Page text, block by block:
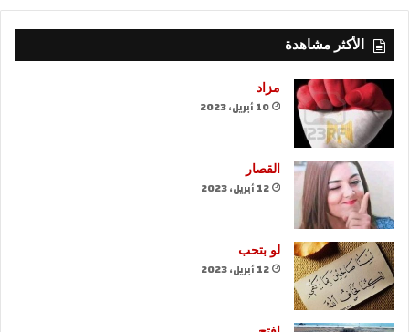
الأكثر مشاهدة
مزاد
10 أبريل، 2023
القصار
12 أبريل، 2023
لو بتحب
12 أبريل، 2023